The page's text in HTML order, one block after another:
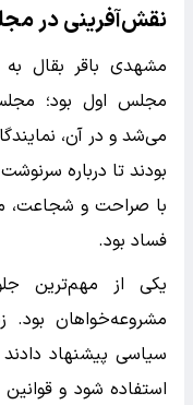
نقش‌آفرینی در
مجلس اول بود؛
می‌شد و در آن،
بودند تا درباره
با صراحت و شجاعت،
فساد بود.
یکی از مهم‌ترین
مشروعه‌خواهان بود.
سیاسی پیشنهاد
استفاده شود و